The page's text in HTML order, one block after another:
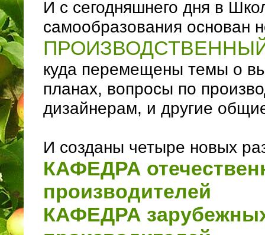
И с сегодняшнего дня в
самообразования основан
ПРОИЗВОДСТВЕННЫЙ
куда перемещены темы о
планах, вопросы по
дизайнерам, и другие
И созданы четыре новых
КАФЕДРА
производителей
КАФЕДРА